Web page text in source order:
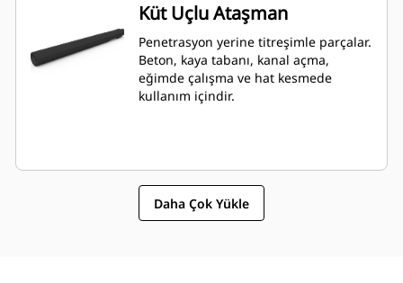
Küt Uçlu Ataşman
Penetrasyon yerine titreşimle parçalar.
Beton, kaya tabanı, kanal açma,
eğimde çalışma ve hat kesmede
kullanım içindir.
Daha Çok Yükle